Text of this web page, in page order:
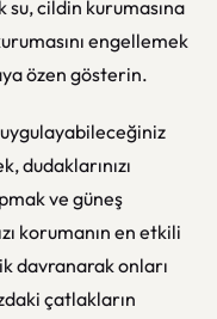
su, cildin kurumasına
engellemek
özen gösterin.
dudaklarınızı
ve güneş
korumanın en etkili
davranarak onları
çatlakların